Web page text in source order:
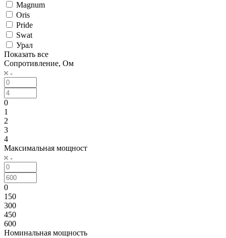
Magnum
Oris
Pride
Swat
Урал
Показать все
Сопротивление, Ом
0
1
2
3
4
Максимальная мощност
0
150
300
450
600
Номинальная мощность